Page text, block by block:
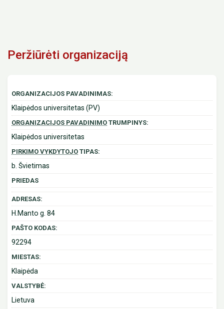
Peržiūrėti organizaciją
ORGANIZACIJOS PAVADINIMAS:
Klaipėdos universitetas (PV)
ORGANIZACIJOS PAVADINIMO TRUMPINYS:
Klaipėdos universitetas
PIRKIMO VYKDYTOJO TIPAS:
b. Švietimas
PRIEDAS
ADRESAS:
H.Manto g. 84
PAŠTO KODAS:
92294
MIESTAS:
Klaipėda
VALSTYBĖ:
Lietuva